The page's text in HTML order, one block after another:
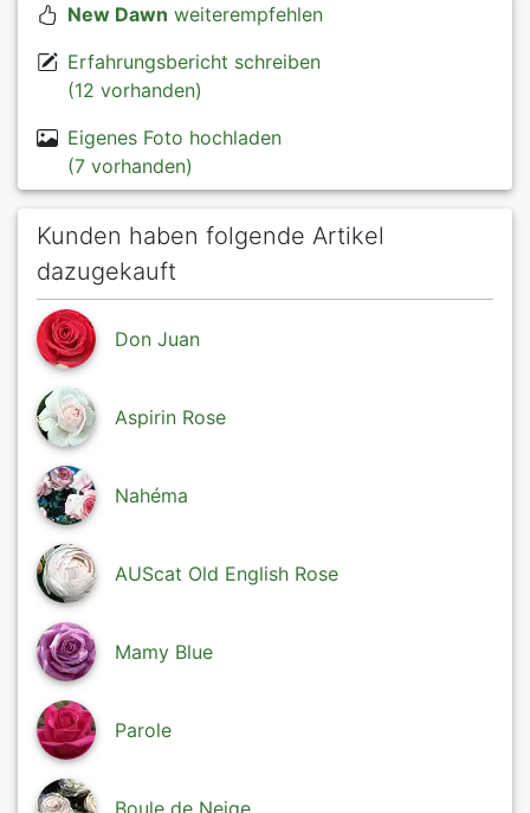
New Dawn weiterempfehlen
Erfahrungsbericht schreiben
(12 vorhanden)
Eigenes Foto hochladen
(7 vorhanden)
Kunden haben folgende Artikel
dazugekauft
Don Juan
Aspirin Rose
Nahéma
AUScat Old English Rose
Mamy Blue
Parole
Boule de Neige